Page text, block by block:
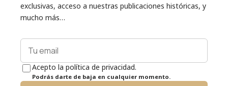
exclusivas, acceso a nuestras publicaciones históricas, y
mucho más…
Acepto la política de privacidad.
Podrás darte de baja en cualquier momento.